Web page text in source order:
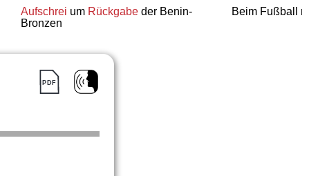
ADJUST COLORS
Aufschrei um Rückgabeder Benin-
Bronzen
Beim Fußball